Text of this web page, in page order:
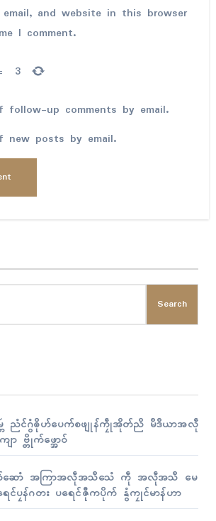
email, and website in this browser
I comment.
3
follow-up comments by email.
new posts by email.
Search
တဴ ညံၚ်ဂွံၜိုဟ်ပေက်စဖျုန်ကၠဵုအိုတ်ညိ မဳဒဳယာအလဵု
ဗ္တိုက်ဖ္အောဝ်
ောံ အကြာအလဵုအသဳသေံ ကဵု အလဵုအသဳ မေ
ပၠန်ဂတး ပရေၚ်ဇီုကပိုက် နွံကၠုၚ်မာန်ဟာ